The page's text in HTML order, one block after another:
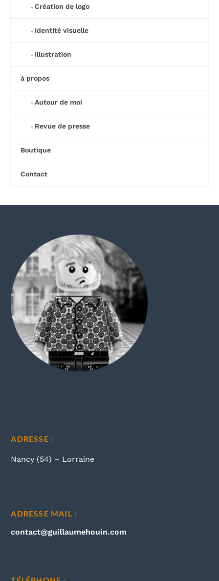
Création de logo
Identité visuelle
Illustration
à propos
Autour de moi
Revue de presse
Boutique
Contact
ADRESSE :
Nancy (54) – Lorraine
ADRESSE MAIL :
contact@guillaumehouin.com